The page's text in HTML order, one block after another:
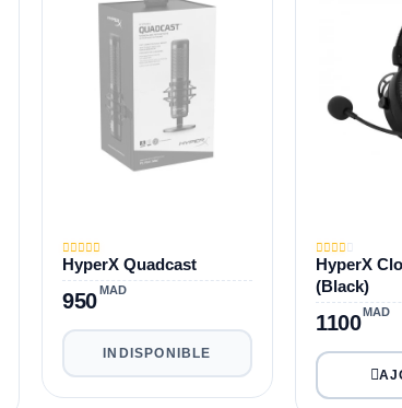
HyperX Quadcast
950 MAD
INDISPONIBLE
HyperX
(Black)
1100MAD